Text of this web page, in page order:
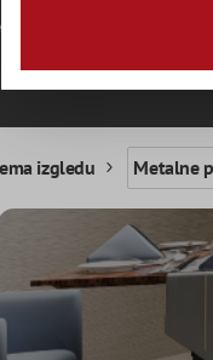
izgledu Metalne